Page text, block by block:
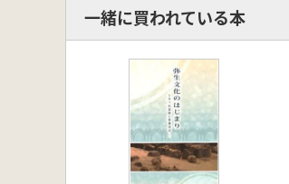
一緒に買われている本